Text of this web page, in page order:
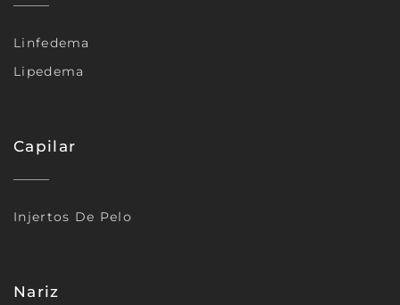
Linfedema
Lipedema
Capilar
Injertos De Pelo
Nariz